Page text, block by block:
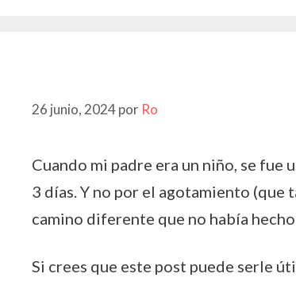
26 junio, 2024por Ro
Cuando mi padre era un niño, se fue
3 días. Y no por el agotamiento (que
camino diferente que no había
Si crees que este post puede serle